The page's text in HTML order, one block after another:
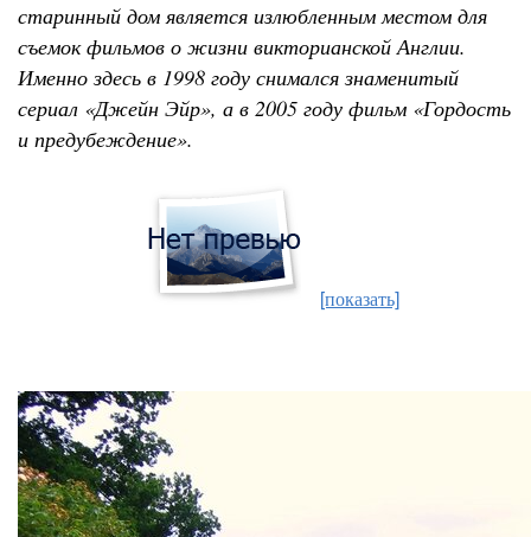
старинный дом является излюбленным местом для
съемок фильмов о жизни викторианской Англии.
Именно здесь в 1998 году снимался знаменитый
сериал «Джейн Эйр», а в 2005 году фильм «Гордость
и предубеждение».
[показать]